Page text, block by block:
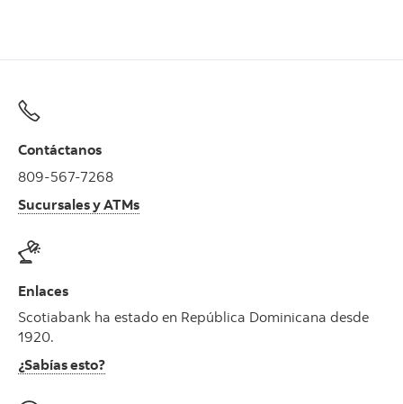
Contáctanos
809-567-7268
Sucursales y ATMs
Enlaces
Scotiabank ha estado en República Dominicana desde
1920.
¿Sabías esto?